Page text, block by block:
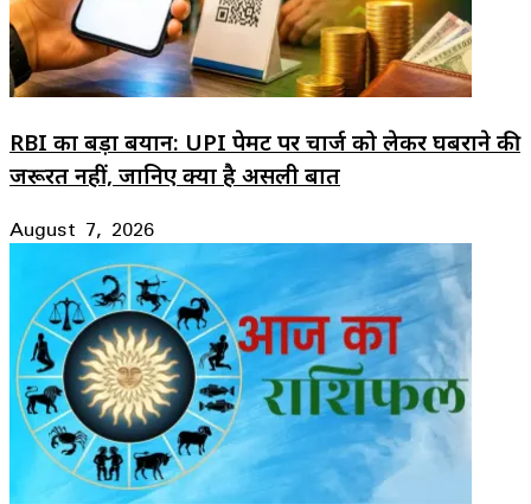
RBI का बड़ा बयान: UPI पेमेंट पर चार्ज को लेकर घबराने की
जरूरत नहीं, जानिए क्या है असली बात
August 7, 2026